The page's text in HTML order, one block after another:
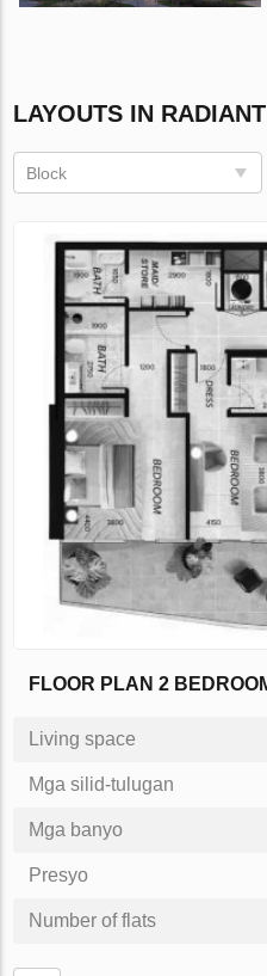
LAYOUTS IN
Block
FLOOR PLAN 2
Living space
Mga silid-tulugan
Mga banyo
Presyo
Number of flats